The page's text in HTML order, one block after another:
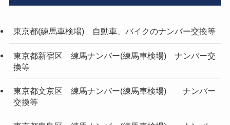
東京都(練馬車検場) 自動車、バイクのナンバー交換等
東京都新宿区 練馬ナンバー(練馬車検場) ナンバー交
換等
東京都文京区 練馬ナンバー(練馬車検場) ナンバー
交換等